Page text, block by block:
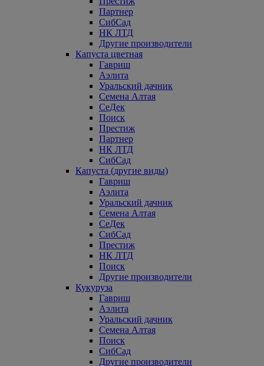
Партнер
СибСад
НК ЛТД
Другие производители
Капуста цветная
Гавриш
Аэлита
Уральский дачник
Семена Алтая
СеДек
Поиск
Престиж
Партнер
НК ЛТД
СибСад
Капуста (другие виды)
Гавриш
Аэлита
Уральский дачник
Семена Алтая
СеДек
СибСад
Престиж
НК ЛТД
Поиск
Другие производители
Кукуруза
Гавриш
Аэлита
Уральский дачник
Семена Алтая
Поиск
СибСад
Другие производители